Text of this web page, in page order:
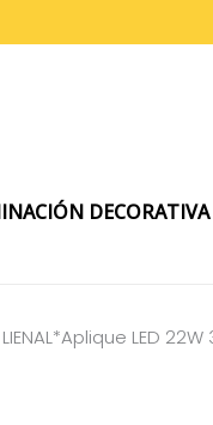
DECORATIVA
LIENAL*Aplique LED 22W